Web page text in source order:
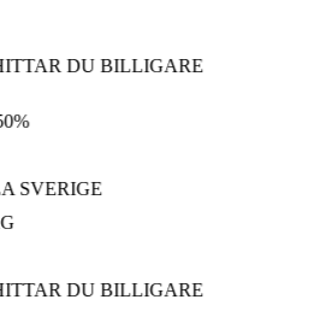
DU BILLIGARE
SVERIGE
DU BILLIGARE